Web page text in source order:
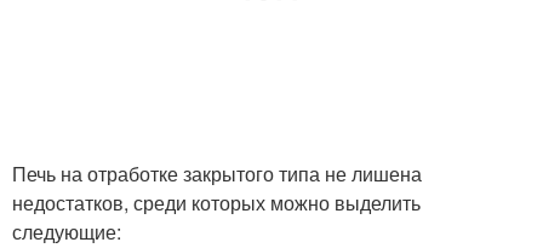
Печь на отработке закрытого типа не лишена
недостатков, среди которых можно выделить
следующие: